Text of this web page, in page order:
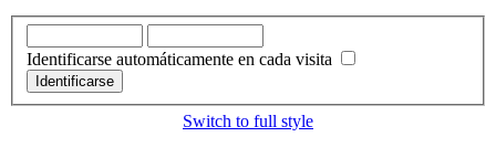
Identificarse automáticamente en cada visita
Switch to full style